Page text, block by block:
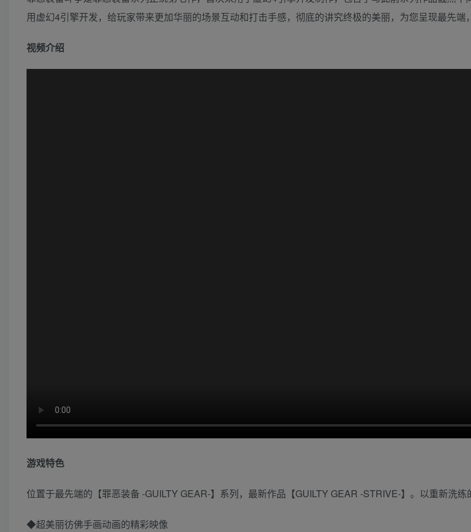
用虚幻4引擎开发，给玩家带来更加华丽的场景互动和打击手感，彻底的讲究终极的美丽，为您呈现最先端
视频介绍
游戏特色
位置于最先端的【罪恶装备 -GUILTY GEAR-】系列，最新作品【GUILTY GEAR -STRIVE-】。以重新洗
◆超美丽彷佛手画动画的精彩映像